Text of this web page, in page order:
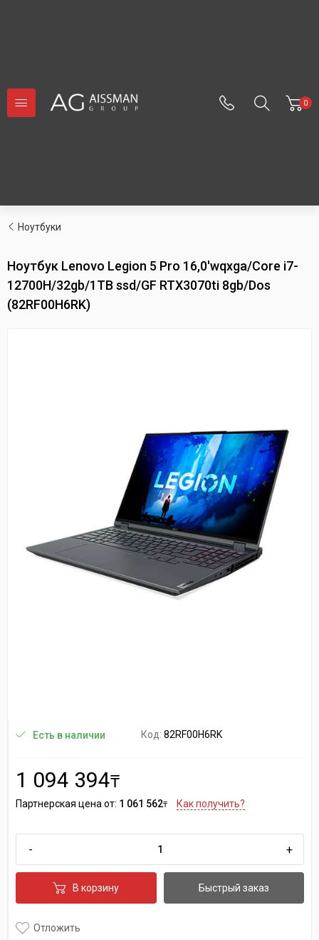
0
Ноутбуки
Ноутбук Lenovo Legion 5 Pro 16,0'wqxga/Core i7-
12700H/32gb/1TB ssd/GF RTX3070ti 8gb/Dos
(82RF00H6RK)
Есть в наличии Код: 82RF00H6RK
1 094 394₸
Партнерская цена от: 1 061 562₸ Как получить?
- +
В корзину Быстрый заказ
Отложить